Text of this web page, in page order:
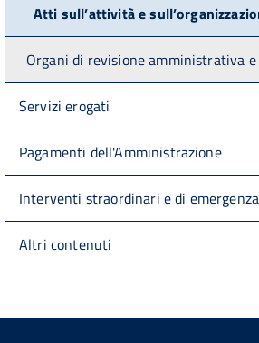
Atti sull’attività e
Organi di revisione amministrativa
Servizi erogati
Pagamenti dell'Amministrazione
Interventi straordinari e di emergenza
Altri contenuti